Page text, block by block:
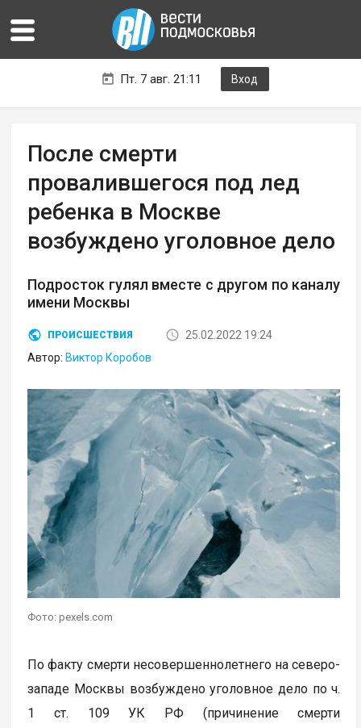
Пт. 7 авг. 21:11 Вход
После смерти
провалившегося под лед
ребенка в Москве
возбуждено уголовное дело
Подросток гулял вместе с другом по каналу
имени Москвы
ПРОИСШЕСТВИЯ
25.02.2022 19:24
Автор: Виктор Коробов
Фото: pexels.com
По факту смерти несовершеннолетнего на северо-
западе Москвы возбуждено уголовное дело по ч.
1 ст. 109 УК РФ (причинение смерти